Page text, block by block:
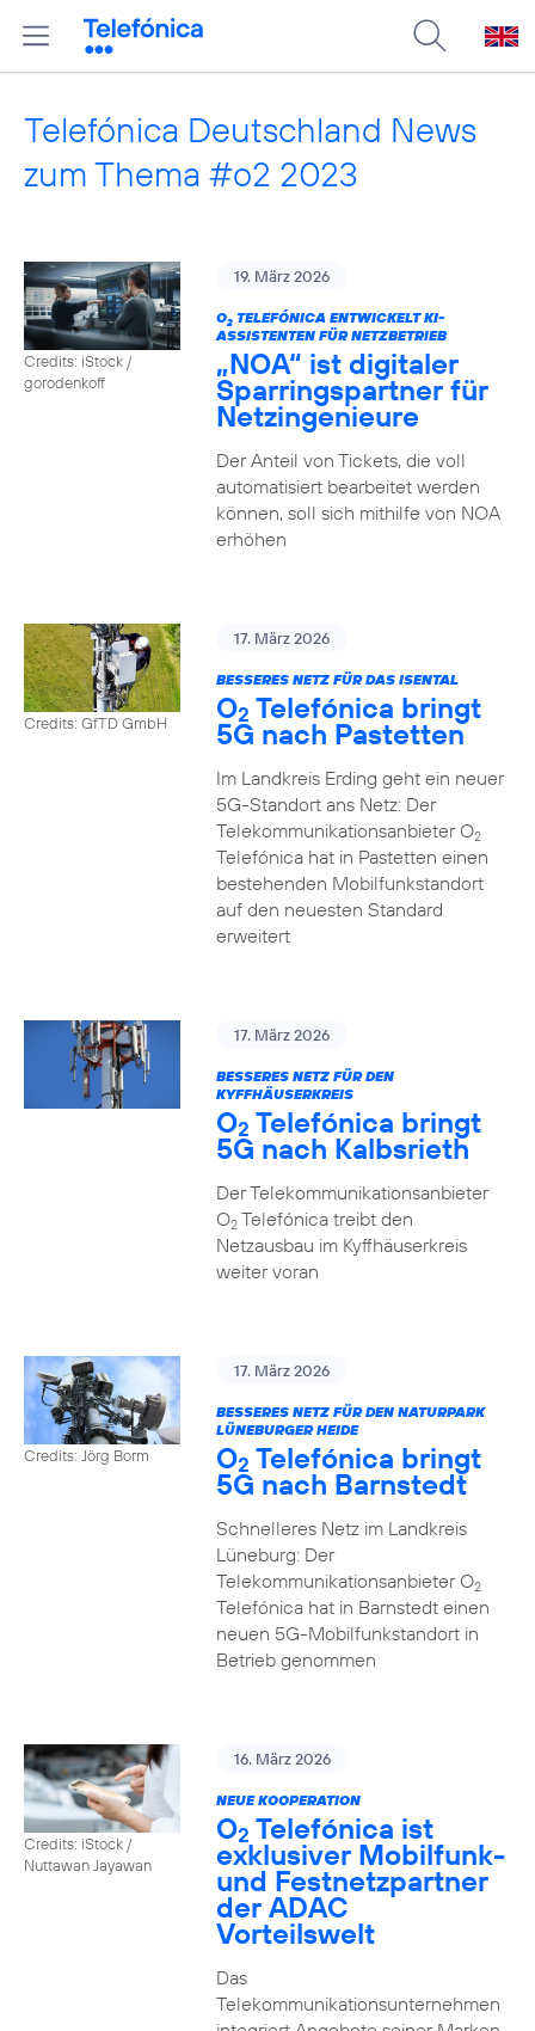
Telefónica Deutschland News
zum Thema #o2 2023
Credits: iStock /
gorodenkoff
19. März 2026
O2TELEFÓNICA ENTWICKELT KI-
ASSISTENTEN FÜR NETZBETRIEB
„NOA“ ist digitaler
Sparringspartner für
Netzingenieure
Der Anteil von Tickets, die voll
automatisiert bearbeitet werden
können, soll sich mithilfe von NOA
erhöhen
Credits: GfTD GmbH
17. März 2026
BESSERES NETZ FÜR DAS ISENTAL
O2 Telefónica bringt
5G nach Pastetten
Im Landkreis Erding geht ein neuer
5G-Standort ans Netz: Der
Telekommunikationsanbieter O2
Telefónica hat in Pastetten einen
bestehenden Mobilfunkstandort
auf den neuesten Standard
erweitert
17. März 2026
BESSERES NETZ FÜR DEN
KYFFHÄUSERKREIS
O2 Telefónica bringt
5G nach Kalbsrieth
Der Telekommunikationsanbieter
O2Telefónica treibt den
Netzausbau im Kyffhäuserkreis
weiter voran
Credits: Jörg Borm
17. März 2026
BESSERES NETZ FÜR DEN NATURPARK
LÜNEBURGER HEIDE
O2 Telefónica bringt
5G nach Barnstedt
Schnelleres Netz im Landkreis
Lüneburg: Der
Telekommunikationsanbieter O2
Telefónica hat in Barnstedt einen
neuen 5G-Mobilfunkstandort in
Betrieb genommen
Credits: iStock /
Nuttawan Jayawan
16. März 2026
NEUE KOOPERATION
O2 Telefónica ist
exklusiver Mobilfunk-
und Festnetzpartner
der ADAC
Vorteilswelt
Das
Telekommunikationsunternehmen